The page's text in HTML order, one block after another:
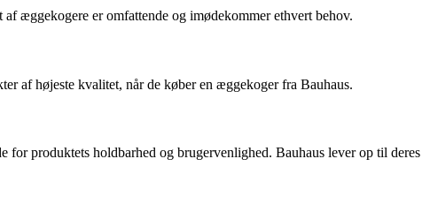
æggekogere er omfattende og imødekommer ethvert behov.
af højeste kvalitet, når de køber en æggekoger fra Bauhaus.
produktets holdbarhed og brugervenlighed. Bauhaus lever op til deres